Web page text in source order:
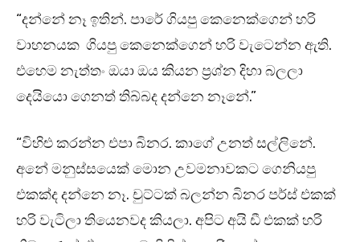
“දන්නේ නෑ ඉතින්. පාරේ ගියපු කෙනෙක්ගෙන් හරි
වාහනයක ගියපු කෙනෙක්ගෙන් හරි වැටෙන්න ඇති.
එහෙම නැත්තං ඔයා ඔය කියන ප්‍රශ්න දිහා බලලා
දෙයියො ගෙනත් තිබ්බද දන්නෙ නෑනේ.”
“විහිළු කරන්න එපා බිනර. කාගේ උනත් සල්ලිනේ.
අනේ මනුස්සයෙක් මොන උවමනාවකට ගෙනියපු
එකක්ද දන්නෙ නෑ. චුට්ටක් බලන්න බිනර පර්ස් එකක්
හරි වැටිලා තියෙනවද කියලා. අපිට අයි ඩී එකක් හරි